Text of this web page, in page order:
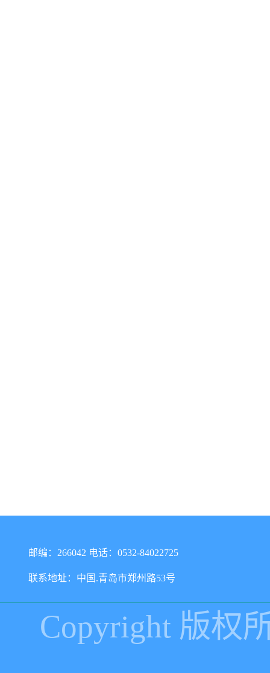
邮编：266042 电话：0532-84022725
联系地址：中国.青岛市郑州路53号
Copyright 版权